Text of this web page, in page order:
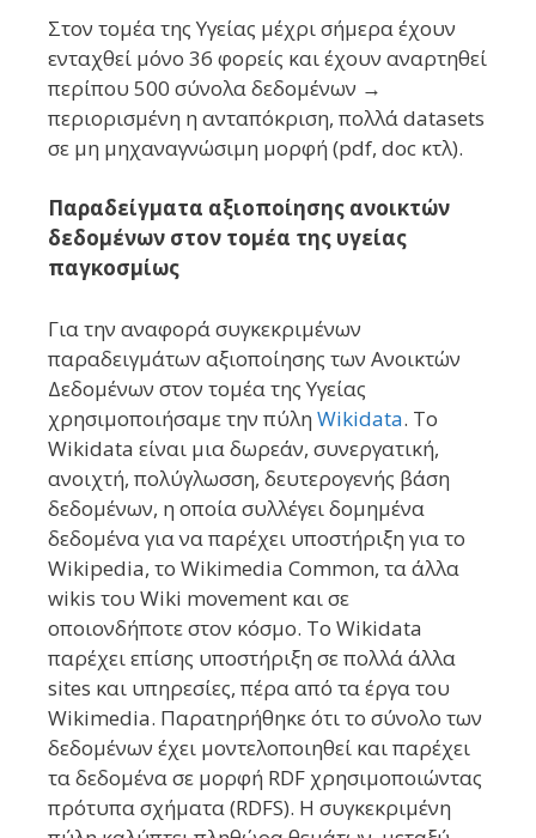
Στον τομέα της Υγείας μέχρι σήμερα έχουν
ενταχθεί μόνο 36 φορείς και έχουν αναρτηθεί
περίπου 500 σύνολα δεδομένων →
περιορισμένη η ανταπόκριση, πολλά datasets
σε μη μηχαναγνώσιμη μορφή (pdf, doc κτλ).
Παραδείγματα αξιοποίησης ανοικτών
δεδομένων στον τομέα της υγείας
παγκοσμίως
Για την αναφορά συγκεκριμένων
παραδειγμάτων αξιοποίησης των Ανοικτών
Δεδομένων στον τομέα της Υγείας
χρησιμοποιήσαμε την πύλη Wikidata. Το
Wikidata είναι μια δωρεάν, συνεργατική,
ανοιχτή, πολύγλωσση, δευτερογενής βάση
δεδομένων, η οποία συλλέγει δομημένα
δεδομένα για να παρέχει υποστήριξη για το
Wikipedia, το Wikimedia Common, τα άλλα
wikis του Wiki movement και σε
οποιονδήποτε στον κόσμο. Το Wikidata
παρέχει επίσης υποστήριξη σε πολλά άλλα
sites και υπηρεσίες, πέρα από τα έργα του
Wikimedia. Παρατηρήθηκε ότι το σύνολο των
δεδομένων έχει μοντελοποιηθεί και παρέχει
τα δεδομένα σε μορφή RDF χρησιμοποιώντας
πρότυπα σχήματα (RDFS). Η συγκεκριμένη